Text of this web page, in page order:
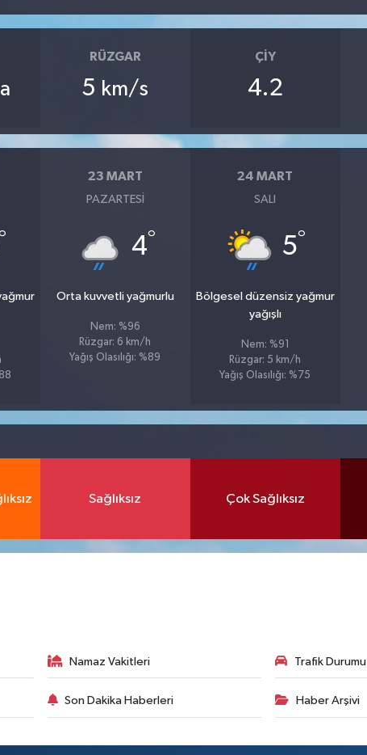
RÜZGAR
5 km/s
ÇIY
4.2
23 MART
PAZARTESI
4°
Orta kuvvetli yağmurlu
Nem: %96
Rüzgar: 6 km/h
Yağış Olasılığı: %89
24 MART
SALI
5°
Bölgesel düzensiz yağmur
yağışlı
Nem: %91
Rüzgar: 5 km/h
Yağış Olasılığı: %75
Sağlıksız Çok Sağlıksız
Namaz Vakitleri Trafik Durumu
Son Dakika Haberleri Haber Arşivi